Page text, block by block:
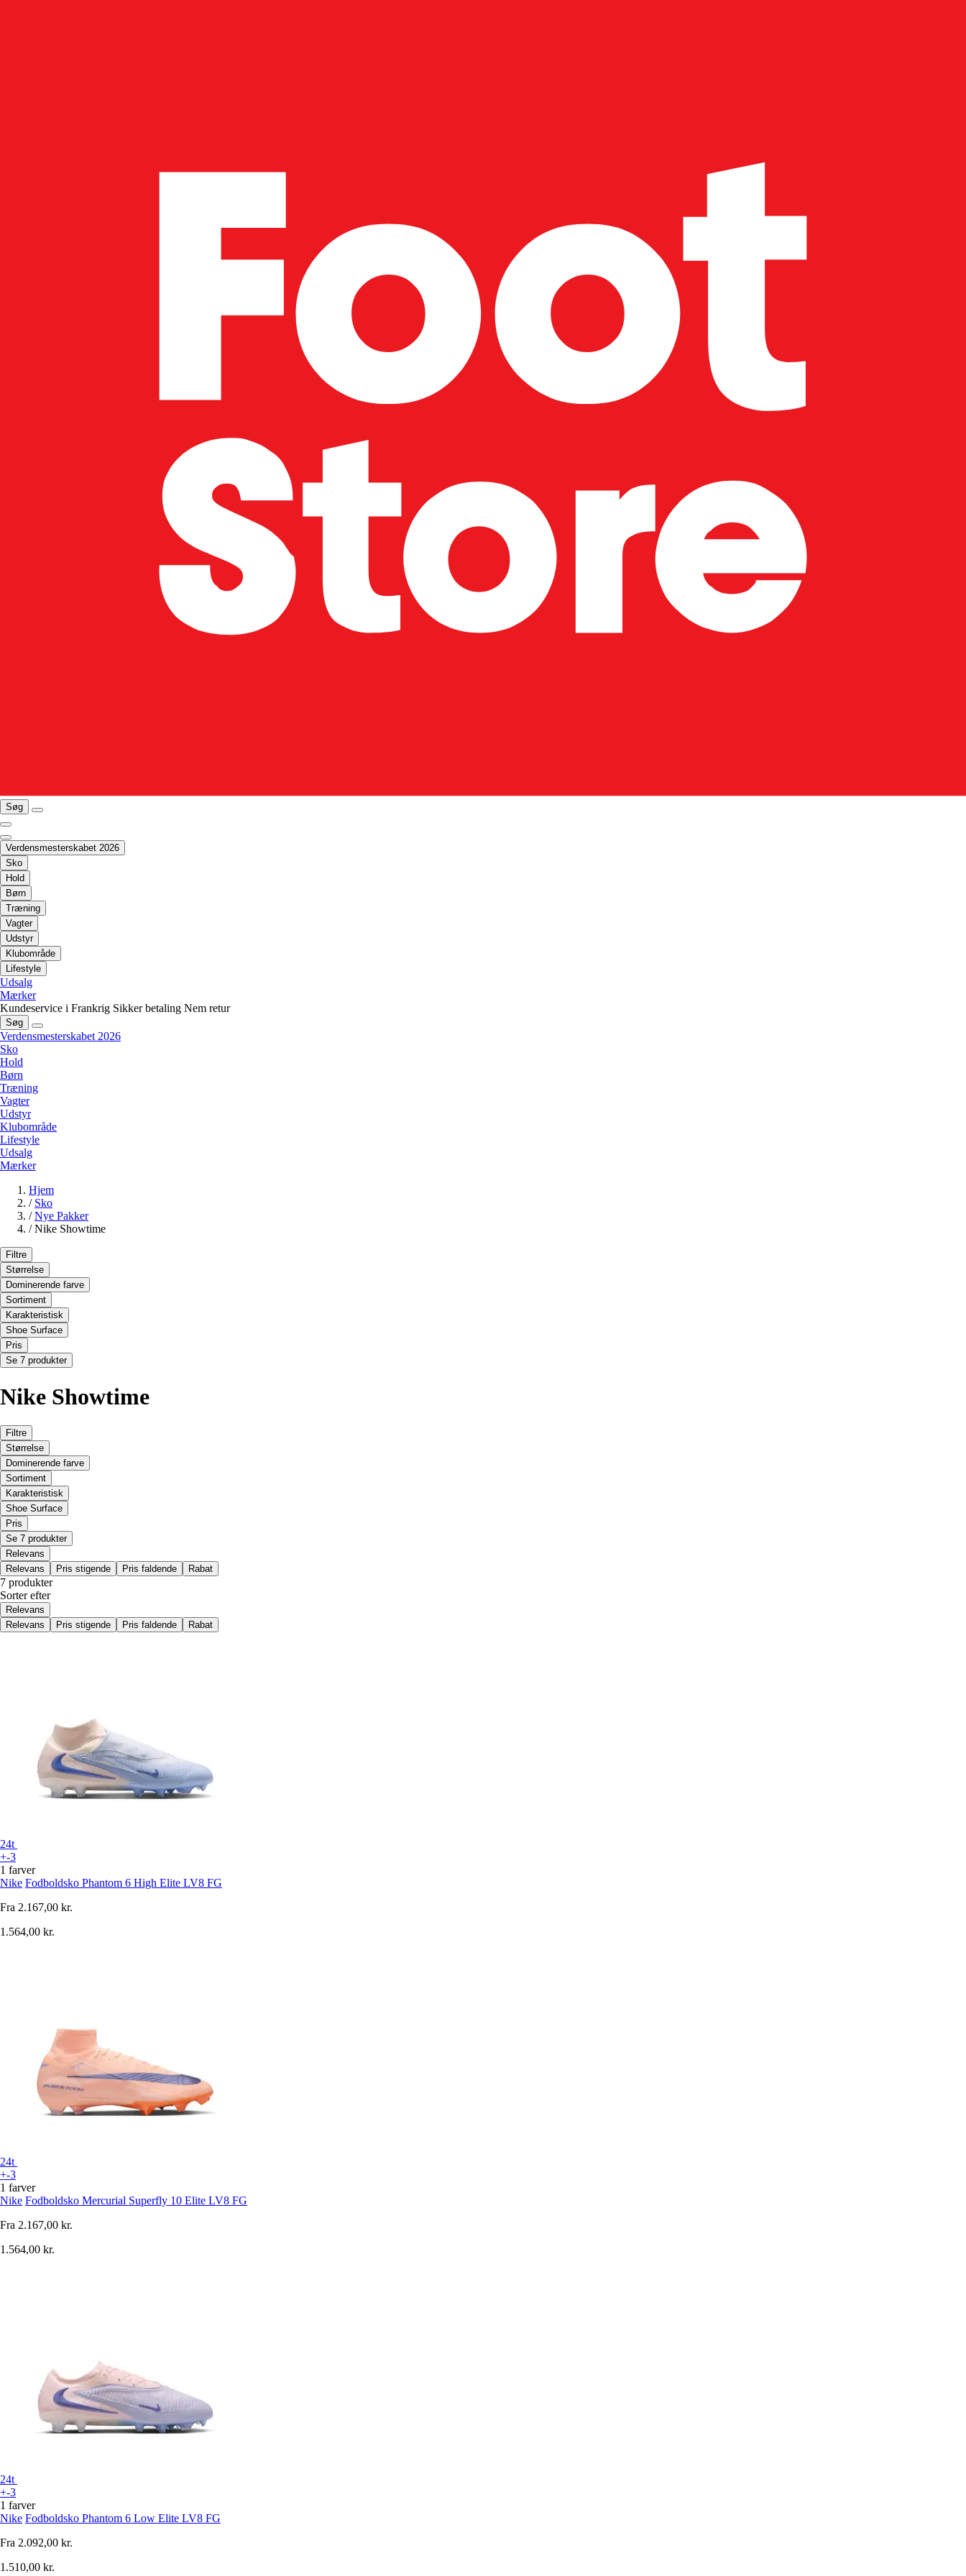
Søg
Verdensmesterskabet 2026
Sko
Hold
Børn
Træning
Vagter
Udstyr
Klubområde
Lifestyle
Udsalg
Mærker
Kundeservice i Frankrig Sikker betaling Nem retur
Søg
Verdensmesterskabet 2026
Sko
Hold
Børn
Træning
Vagter
Udstyr
Klubområde
Lifestyle
Udsalg
Mærker
Hjem
/ Sko
/ Nye Pakker
/ Nike Showtime
Filtre
Størrelse
Dominerende farve
Sortiment
Karakteristisk
Shoe Surface
Pris
Se 7 produkter
Nike Showtime
Filtre
Størrelse
Dominerende farve
Sortiment
Karakteristisk
Shoe Surface
Pris
Se 7 produkter
Relevans
Relevans
Pris stigende Pris faldende Rabat
7 produkter
Sorter efter
Relevans
Relevans
Pris stigende Pris faldende Rabat
24t
+-3
1 farver
Nike Fodboldsko Phantom 6 High Elite LV8 FG
Fra 2.167,00 kr.
1.564,00 kr.
24t
+-3
1 farver
Nike Fodboldsko Mercurial Superfly 10 Elite LV8 FG
Fra 2.167,00 kr.
1.564,00 kr.
24t
+-3
1 farver
Nike Fodboldsko Phantom 6 Low Elite LV8 FG
Fra 2.092,00 kr.
1.510,00 kr.